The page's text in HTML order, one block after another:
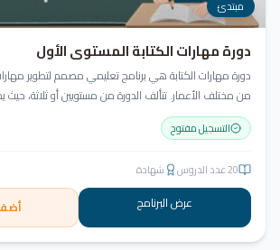
مبتدئ
دورة مهارات الكتابة المستوى الأول
دورة مهارات الكتابة هي برنامج تعليمي مصمم لتطوير
من مختلف الأعمار. تتألف الدورة من مستويين أو ثلاثة،
حسب أعمار الطلاب ومهاراتهم الحالية. تتضمن كتابة الحروف
بقواعد الخط، وكتابة الكلمات والجمل.
التسجيل مفتوح
20عدد الدروس شهادة
عرض البرنامج